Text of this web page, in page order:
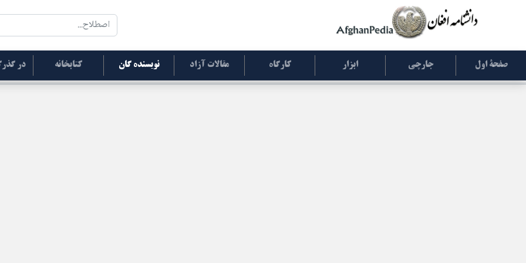
صفحۀ اول جارچی ابزار کارگاه مقالات آزاد نویسنده گان کتابخانه در